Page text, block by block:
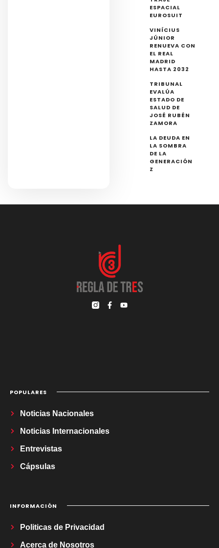
ESPACIAL
EUROSUIT
VINÍCIUS
JÚNIOR
RENUEVA CON
EL REAL
MADRID
HASTA 2032
TRIBUNAL
EVALÚA
ESTADO DE
SALUD DE
JOSÉ RUBÉN
ZAMORA
LA DEUDA EN
LA SOMBRA
DE LA
GENERACIÓN
Z
POPULARES
Noticias Nacionales
Noticias Internacionales
Entrevistas
Cápsulas
INFORMACIÓN
Politicas de Privacidad
Acerca de Nosotros